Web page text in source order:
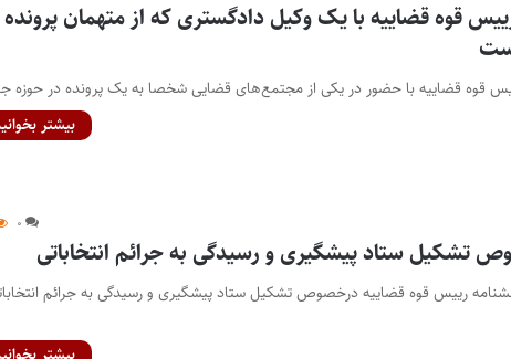
قوه قضاییه با یک وکیل دادگستری که از متهمان پرونده
قوه قضاییه با حضور در یکی از مجتمع‌های قضایی شخصا به یک پرونده در حوزه
بیشتر
۰
تشکیل ستاد پیشگیری و رسیدگی به جرائم انتخاباتی
رییس قوه قضاییه درخصوص تشکیل ستاد پیشگیری و رسیدگی به جرائم